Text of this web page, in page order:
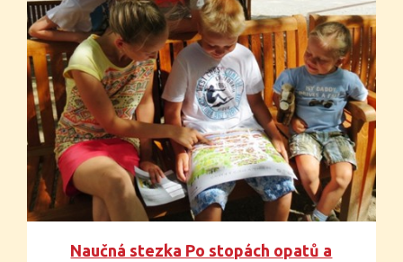
Naučná stezka Po stopách opatů a